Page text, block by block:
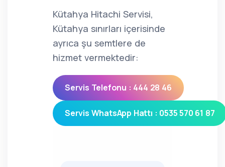
Kütahya Hitachi Servisi,
Kütahya sınırları içerisinde
ayrıca şu semtlere de
hizmet vermektedir:
Servis Telefonu : 444 28 46
Servis WhatsApp Hattı : 0535 570 61 87